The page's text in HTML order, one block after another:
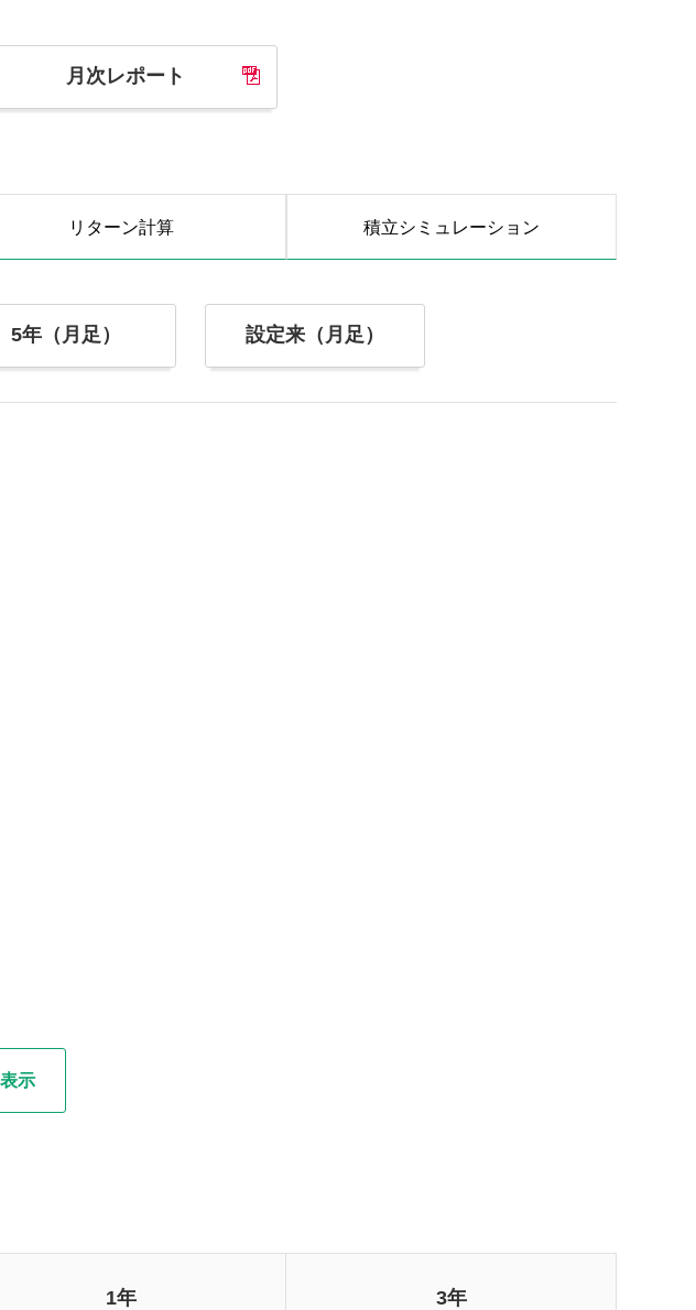
月次レポート
リターン計算 積立シミュレーション
5年（月足） 設定来（月足）
示
1年 3年